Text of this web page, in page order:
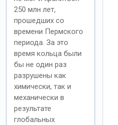
250 млн лет,
прошедших со
времени Пермского
периода. За это
время кольца были
бы не один раз
разрушены как
химически, так и
механически в
результате
глобальных